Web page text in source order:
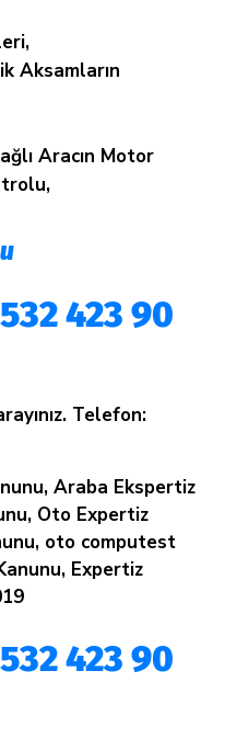
Aksamların
Aracın Motor
423 90
Telefon:
Araba Ekspertiz
Oto Expertiz
oto computest
Expertiz
423 90